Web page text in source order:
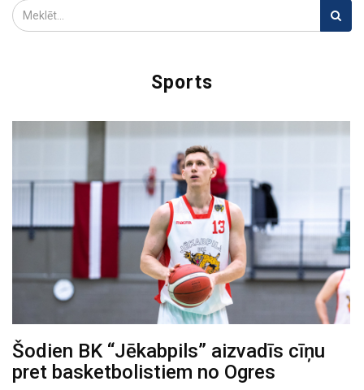
Sports
Šodien BK “Jēkabpils” aizvadīs cīņu
pret basketbolistiem no Ogres